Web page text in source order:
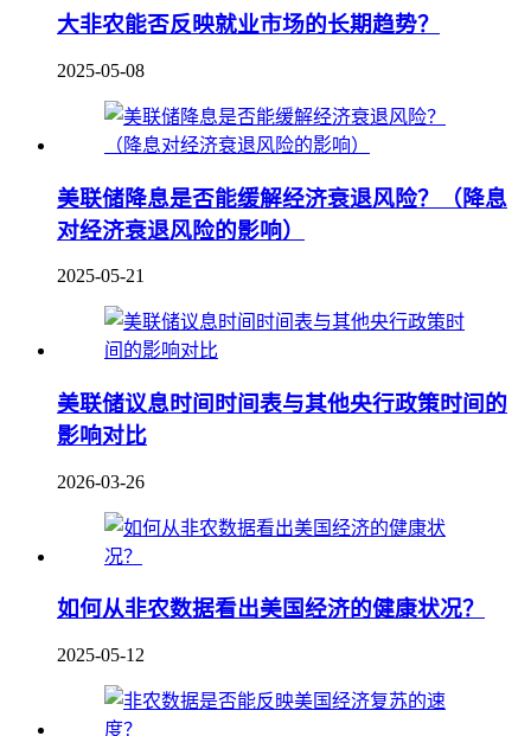
大非农能否反映就业市场的长期趋势？
2025-05-08
美联储降息是否能缓解经济衰退风险？（降息
对经济衰退风险的影响）
2025-05-21
美联储议息时间时间表与其他央行政策时间的
影响对比
2026-03-26
如何从非农数据看出美国经济的健康状况？
2025-05-12